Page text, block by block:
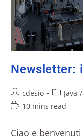
Newsletter:
cdesio Java /
10 mins read
Ciao e